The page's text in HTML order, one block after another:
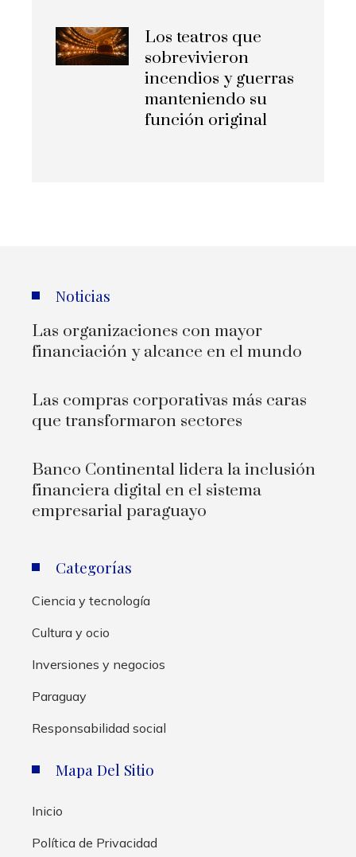
Los teatros que
sobrevivieron
incendios y guerras
manteniendo su
función original
Noticias
Las organizaciones con mayor
financiación y alcance en el mundo
Las compras corporativas más caras
que transformaron sectores
Banco Continental lidera la inclusión
financiera digital en el sistema
empresarial paraguayo
Categorías
Ciencia y tecnología
Cultura y ocio
Inversiones y negocios
Paraguay
Responsabilidad social
Mapa Del Sitio
Inicio
Política de Privacidad